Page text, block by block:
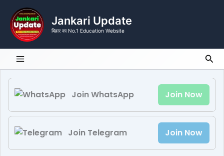
content
Jankari Update
बिहार का No.1 Education Website
Join WhatsApp Join Now
Join Telegram Join Now